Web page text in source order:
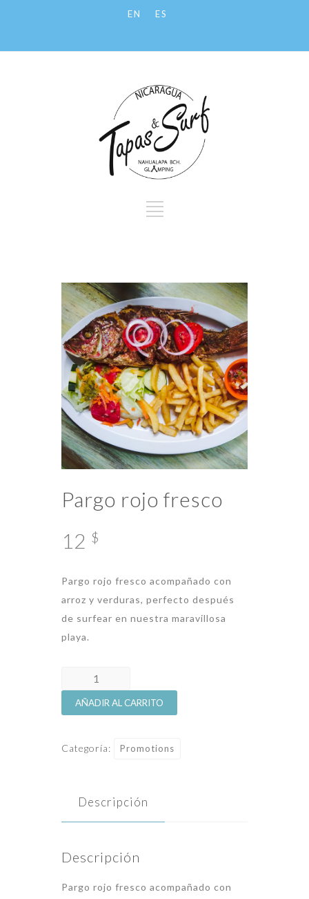
EN ES
Pargo rojo fresco
12 $
Pargo rojo fresco acompañado con
arroz y verduras, perfecto después
de surfear en nuestra maravillosa
playa.
rojo
fresco
AÑADIR AL CARRITO
Categoría: Promotions
Descripción
Descripción
Pargo rojo fresco acompañado con